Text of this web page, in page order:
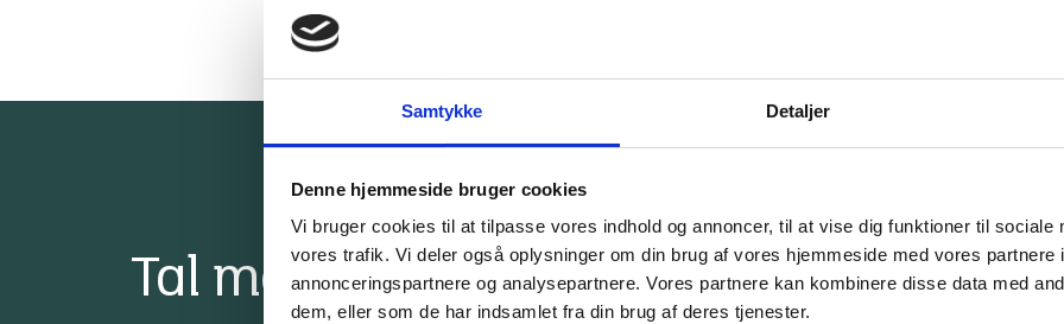
Samtykke Detaljer
Denne hjemmeside bruger cookies
Vi bruger cookies til at tilpasse vores indhold og annoncer, til at vise dig funktioner til sociale
vores trafik. Vi deler også oplysninger om din brug af vores hjemmeside med vores partnere
annonceringspartnere og analysepartnere. Vores partnere kan kombinere disse data med
dem, eller som de har indsamlet fra din brug af deres tjenester.
Tal med en ekspert.